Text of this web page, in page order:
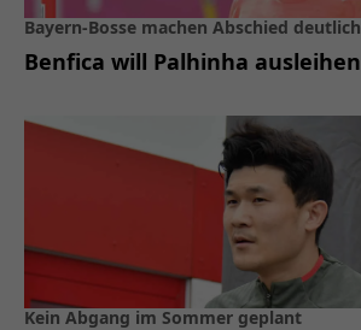
Bayern-Bosse machen Abschied deutlich
Benfica will Palhinha ausleihen
Kein Abgang im Sommer geplant